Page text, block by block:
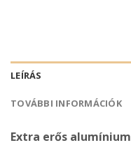
LEÍRÁS
TOVÁBBI INFORMÁCIÓK
Extra erős